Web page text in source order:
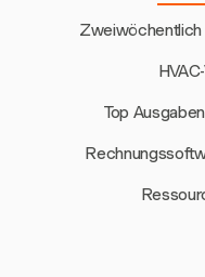
Zweiwöchentlich
Top